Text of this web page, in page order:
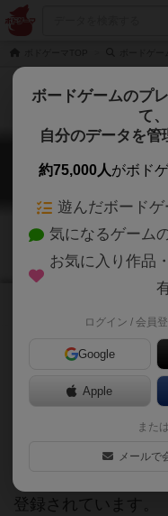
デューン：ウォ
Dune: War
当サイトに掲載さ
の情報は、ボドゲ
ーご本人様・有志の
登録されています。
ボードゲームのプ
て、
自分のデータを管
約75,000人がボド
遊んだボード
気になるゲーム
お気に入り作品
ログイン / 会員
Google
Apple
または
メールで